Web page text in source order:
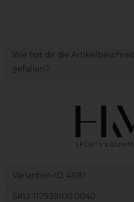
Wie hat dir die
gefallen?
Varianten-ID: 41181
SKU: 117939100.0040